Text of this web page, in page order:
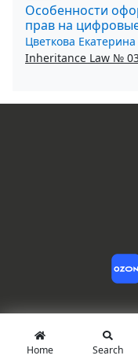
Особенности
прав на
Цветкова
Inheritance Law №
Home Search